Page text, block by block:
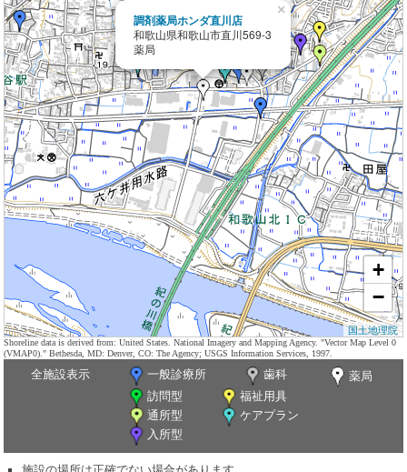
調剤薬局ホンダ直川店
和歌山県和歌山市直川569-3
薬局
×
+
−
国土地理院
Shoreline data is derived from: United States. National Imagery and Mapping Agency. "Vector Map Level 0
(VMAP0)." Bethesda, MD: Denver, CO: The Agency; USGS Information Services, 1997.
全施設表示 一般診療所 歯科
薬局
訪問型
福祉用具
通所型
ケアプラン
入所型